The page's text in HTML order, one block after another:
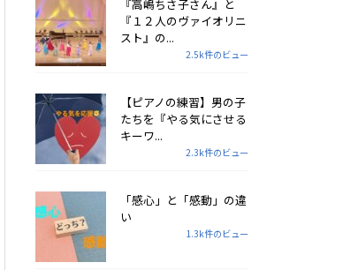
『高嶋ちさ子さん』と
『１２人のヴァイオリニ
スト』の...
2.5k件のビュー
【ピアノの練習】男の子
たちを『やる気にさせる
キーワ...
2.3k件のビュー
「感心」と「感動」の違
い
1.3k件のビュー